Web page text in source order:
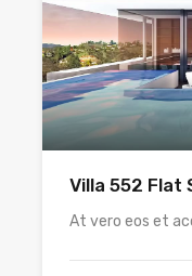
Villa 552 Flat
At vero eos et